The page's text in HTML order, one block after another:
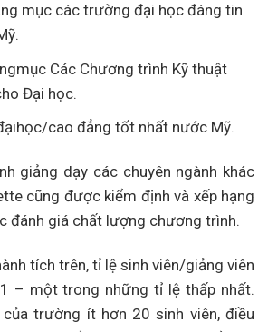
mục các trường đại học đáng tin
Các Chương trình Kỹ thuật
Đại học.
cao đẳng tốt nhất nước Mỹ.
giảng dạy các chuyên ngành khác
cũng được kiểm định và xếp hạng
đánh giá chất lượng chương trình.
tích trên, tỉ lệ sinh viên/giảng viên
– một trong những tỉ lệ thấp nhất.
trường ít hơn 20 sinh viên, điều